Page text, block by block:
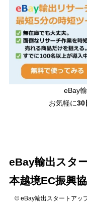
eBay
お気軽に30
eBay輸出スタ
本越境EC振興
© eBay輸出スタートアッ